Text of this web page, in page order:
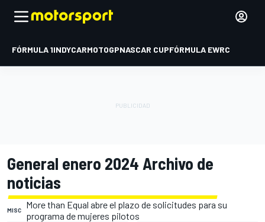
FÓRMULA 1INDYCARMOTOGPNASCAR CUPFÓRMULA EWRC
General enero 2024 Archivo de
noticias
MISC
More than Equal abre el plazo de solicitudes para su
programa de mujeres pilotos